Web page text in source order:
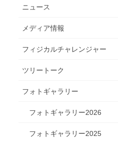
ニュース
メディア情報
フィジカルチャレンジャー
ツリートーク
フォトギャラリー
フォトギャラリー2026
フォトギャラリー2025